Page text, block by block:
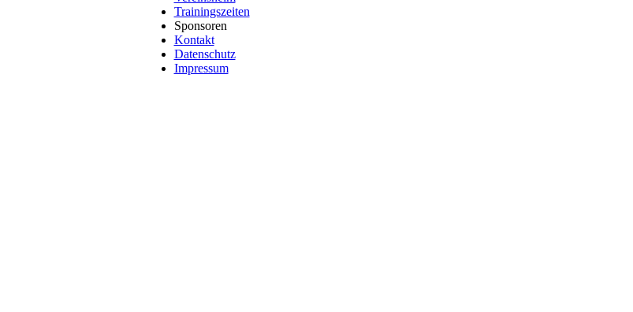
Trainingszeiten
Sponsoren
Kontakt
Datenschutz
Impressum